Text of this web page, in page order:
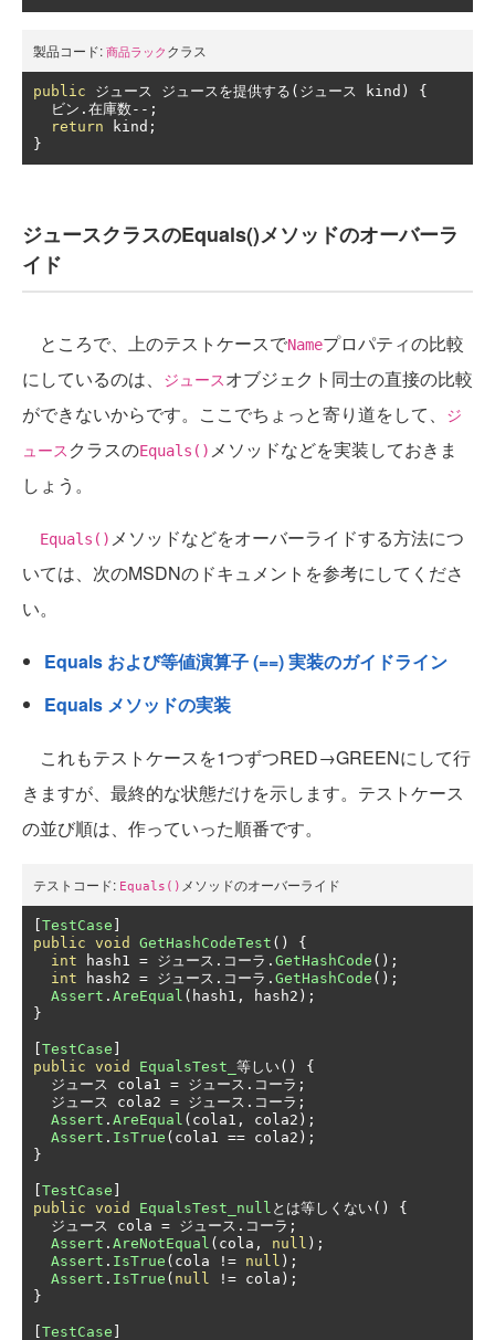
製品コード: 商品ラック クラス
public ジュース ジュースを提供する(ジュース kind )
{
ビン.在庫数--;
return kind ;
}
ジュースクラスのEquals()メソッドのオーバーラ
イド
ところで、上のテストケースでNameプロパティの比較
にしているのは、
ジュースオブジェクト同士の直接の比較
ができないからです。ここでちょっと寄り道をして、
ジ
ュース クラスのEquals() メソッドなどを実装しておきま
しょう。
Equals() メソッドなどをオーバーライドする方法につ
いては、次のMSDNのドキュメントを参考にしてくださ
い。
Equals および等値演算子 (==) 実装のガイドライン
Equals メソッドの実装
これもテストケースを1つずつRED→GREENにして行
きますが、最終的な状態だけを示します。テストケース
の並び順は、作っていった順番です。
テストコード: Equals() メソッドのオーバーライド
TestCase
public void GetHashCodeTest ()
{
int hash1 = ジュース.コーラ. GetHashCode ();
int hash2 = ジュース.コーラ. GetHashCode ();
Assert . AreEqual ( hash1 , hash2 );
}
TestCase
public void EqualsTest_ 等しい()
{
ジュース cola1 = ジュース.コーラ;
ジュース cola2 = ジュース.コーラ;
Assert . AreEqual ( cola1 , cola2 );
Assert . IsTrue ( cola1 == cola2 );
}
TestCase
public void EqualsTest_null とは等しくない()
{
ジュース cola = ジュース.コーラ;
Assert . AreNotEqual ( cola , null );
Assert . IsTrue ( cola != null );
Assert . IsTrue ( null != cola );
}
TestCase